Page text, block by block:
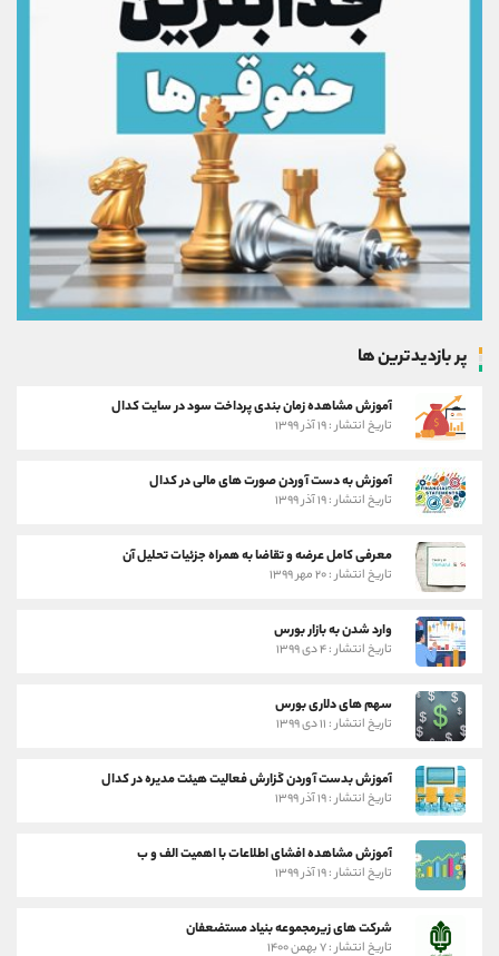
پر بازدیدترین ها
آموزش مشاهده زمان بندی پرداخت سود در سایت کدال
تاریخ انتشار : ۱۹ آذر ۱۳۹۹
آموزش به دست آوردن صورت های مالی در کدال
تاریخ انتشار : ۱۹ آذر ۱۳۹۹
معرفی کامل عرضه و تقاضا به همراه جزئیات تحلیل آن
تاریخ انتشار : ۲۰ مهر ۱۳۹۹
وارد شدن به بازار بورس
تاریخ انتشار : ۴ دی ۱۳۹۹
سهم های دلاری بورس
تاریخ انتشار : ۱۱ دی ۱۳۹۹
آموزش بدست آوردن گزارش فعالیت هیئت مدیره در کدال
تاریخ انتشار : ۱۹ آذر ۱۳۹۹
آموزش مشاهده افشای اطلاعات با اهمیت الف و ب
تاریخ انتشار : ۱۹ آذر ۱۳۹۹
شرکت های زیرمجموعه بنیاد مستضعفان
تاریخ انتشار : ۷ بهمن ۱۴۰۰